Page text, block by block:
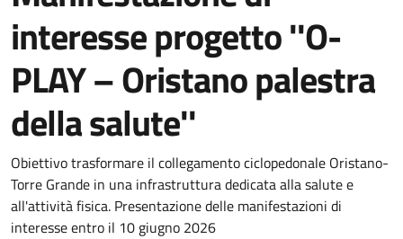
interesse progetto ''O-
PLAY – Oristano palestra
della salute''
Dettaglio del documento
Obiettivo trasformare il collegamento ciclopedonale Oristano-
Torre Grande in una infrastruttura dedicata alla salute e
all'attività fisica. Presentazione delle manifestazioni di
interesse entro il 10 giugno 2026